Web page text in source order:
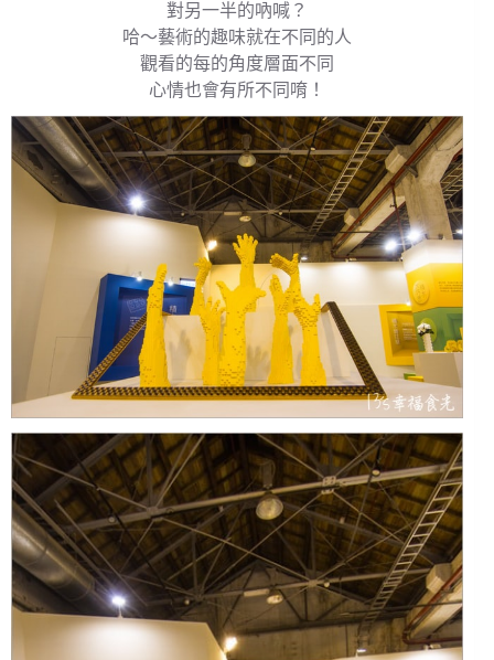
對另一半的吶喊？
哈～藝術的趣味就在不同的人
觀看的每的角度層面不同
心情也會有所不同唷！